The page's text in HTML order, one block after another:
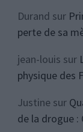
Durand sur
perte de sa
jean-louis sur
physique des
Justinesur
de la drogue